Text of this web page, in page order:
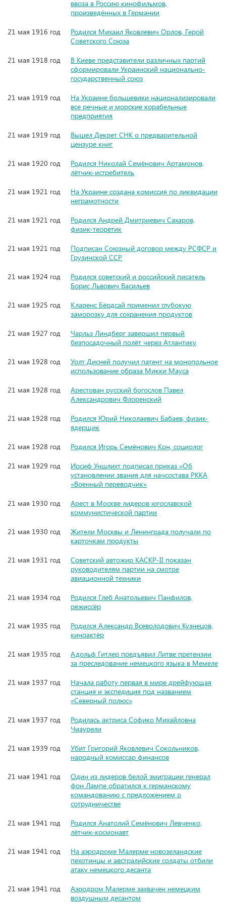
ввоза в Россию кинофильмов,
произведённых в Германии
21 мая 1916 год
Родился Михаил Яковлевич Орлов, Герой
Советского Союза
21 мая 1918 год
В Киеве представители различных партий
сформировали Украинский национально-
государственный союз
21 мая 1919 год
На Украине большевики национализировали
все речные и морские корабельные
предприятия
21 мая 1919 год
Вышел Декрет СНК о предварительной
цензуре книг
21 мая 1920 год
Родился Николай Семёнович Артамонов,
лётчик-истребитель
21 мая 1921 год
На Украине создана комиссия по ликвидации
неграмотности
21 мая 1921 год
Родился Андрей Дмитриевич Сахаров,
физик-теоретик
21 мая 1921 год
Подписан Союзный договор между РСФСР и
Грузинской ССР
21 мая 1924 год
Родился советский и российский писатель
Борис Львович Васильев
21 мая 1925 год
Кларенс Бёрдсай применил глубокую
заморозку для сохранения продуктов
21 мая 1927 год
Чарльз Линдберг завершил первый
безпосадочный полёт через Атлантику
21 мая 1928 год
Уолт Дисней получил патент на монопольное
использование образа Микки Мауса
21 мая 1928 год
Арестован русский богослов Павел
Александрович Флоренский
21 мая 1928 год
Родился Юрий Николаевич Бабаев, физик-
ядерщик
21 мая 1928 год
Родился Игорь Семёнович Кон, социолог
21 мая 1929 год
Иосиф Уншлихт подписал приказ «Об
установлении звания для начсостава РККА
«Военный переводчик»
21 мая 1930 год
Арест в Москве лидеров югославской
коммунистической партии
21 мая 1930 год
Жители Москвы и Ленинграда получали по
карточкам продукты
21 мая 1931 год
Советский автожир КАСКР-II показан
руководителям партии на смотре
авиационной техники
21 мая 1934 год
Родился Глеб Анатольевич Панфилов,
режиссёр
21 мая 1935 год
Родился Александр Всеволодович Кузнецов,
киноактёр
21 мая 1935 год
Адольф Гитлер предъявил Литве претензии
за преследование немецкого языка в Мемеле
21 мая 1937 год
Начала работу первая в мире дрейфующая
станция и экспедиция под названием
«Северный полюс»
21 мая 1937 год
Родилась актриса Софико Михайловна
Чиаурели
21 мая 1939 год
Убит Григорий Яковлевич Сокольников,
народный комиссар финансов
21 мая 1941 год
Один из лидеров белой эмиграции генерал
фон Лампе обратился к германскому
командованию с предложением о
сотрудничестве
21 мая 1941 год
Родился Анатолий Семёнович Левченко,
лётчик-космонавт
21 мая 1941 год
На аэродроме Малерме новозеландские
пехотинцы и австралийские солдаты отбили
атаку немецкого десанта
21 мая 1941 год
Аэродром Малерме захвачен немецким
воздушным десантом